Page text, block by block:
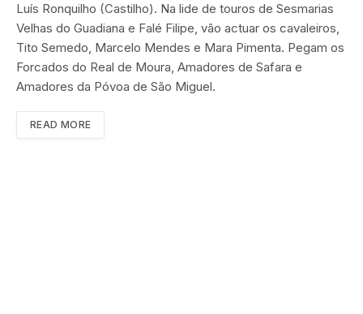
Luís Ronquilho (Castilho). Na lide de touros de Sesmarias
Velhas do Guadiana e Falé Filipe, vão actuar os cavaleiros,
Tito Semedo, Marcelo Mendes e Mara Pimenta. Pegam os
Forcados do Real de Moura, Amadores de Safara e
Amadores da Póvoa de São Miguel.
READ MORE